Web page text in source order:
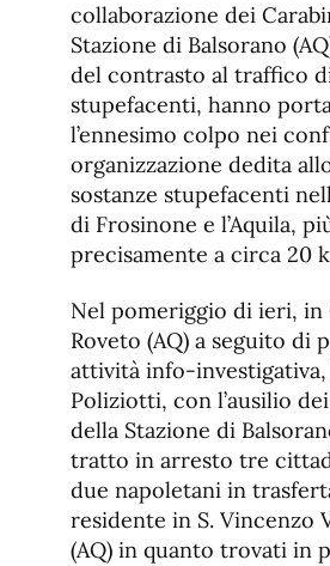
collaborazione dei
Stazione di Balsorano
del contrasto al traffico
stupefacenti, hanno
l’ennesimo colpo nei
organizzazione dedita
sostanze stupefacenti
di Frosinone e l’Aquila,
precisamente a circa 20
Nel pomeriggio di ieri, in
Roveto (AQ) a seguito di
attività info-investigativa,
Poliziotti, con l’ausilio
della Stazione di
tratto in arresto tre
due napoletani in
residente in S. Vincenzo
(AQ) in quanto trovati in